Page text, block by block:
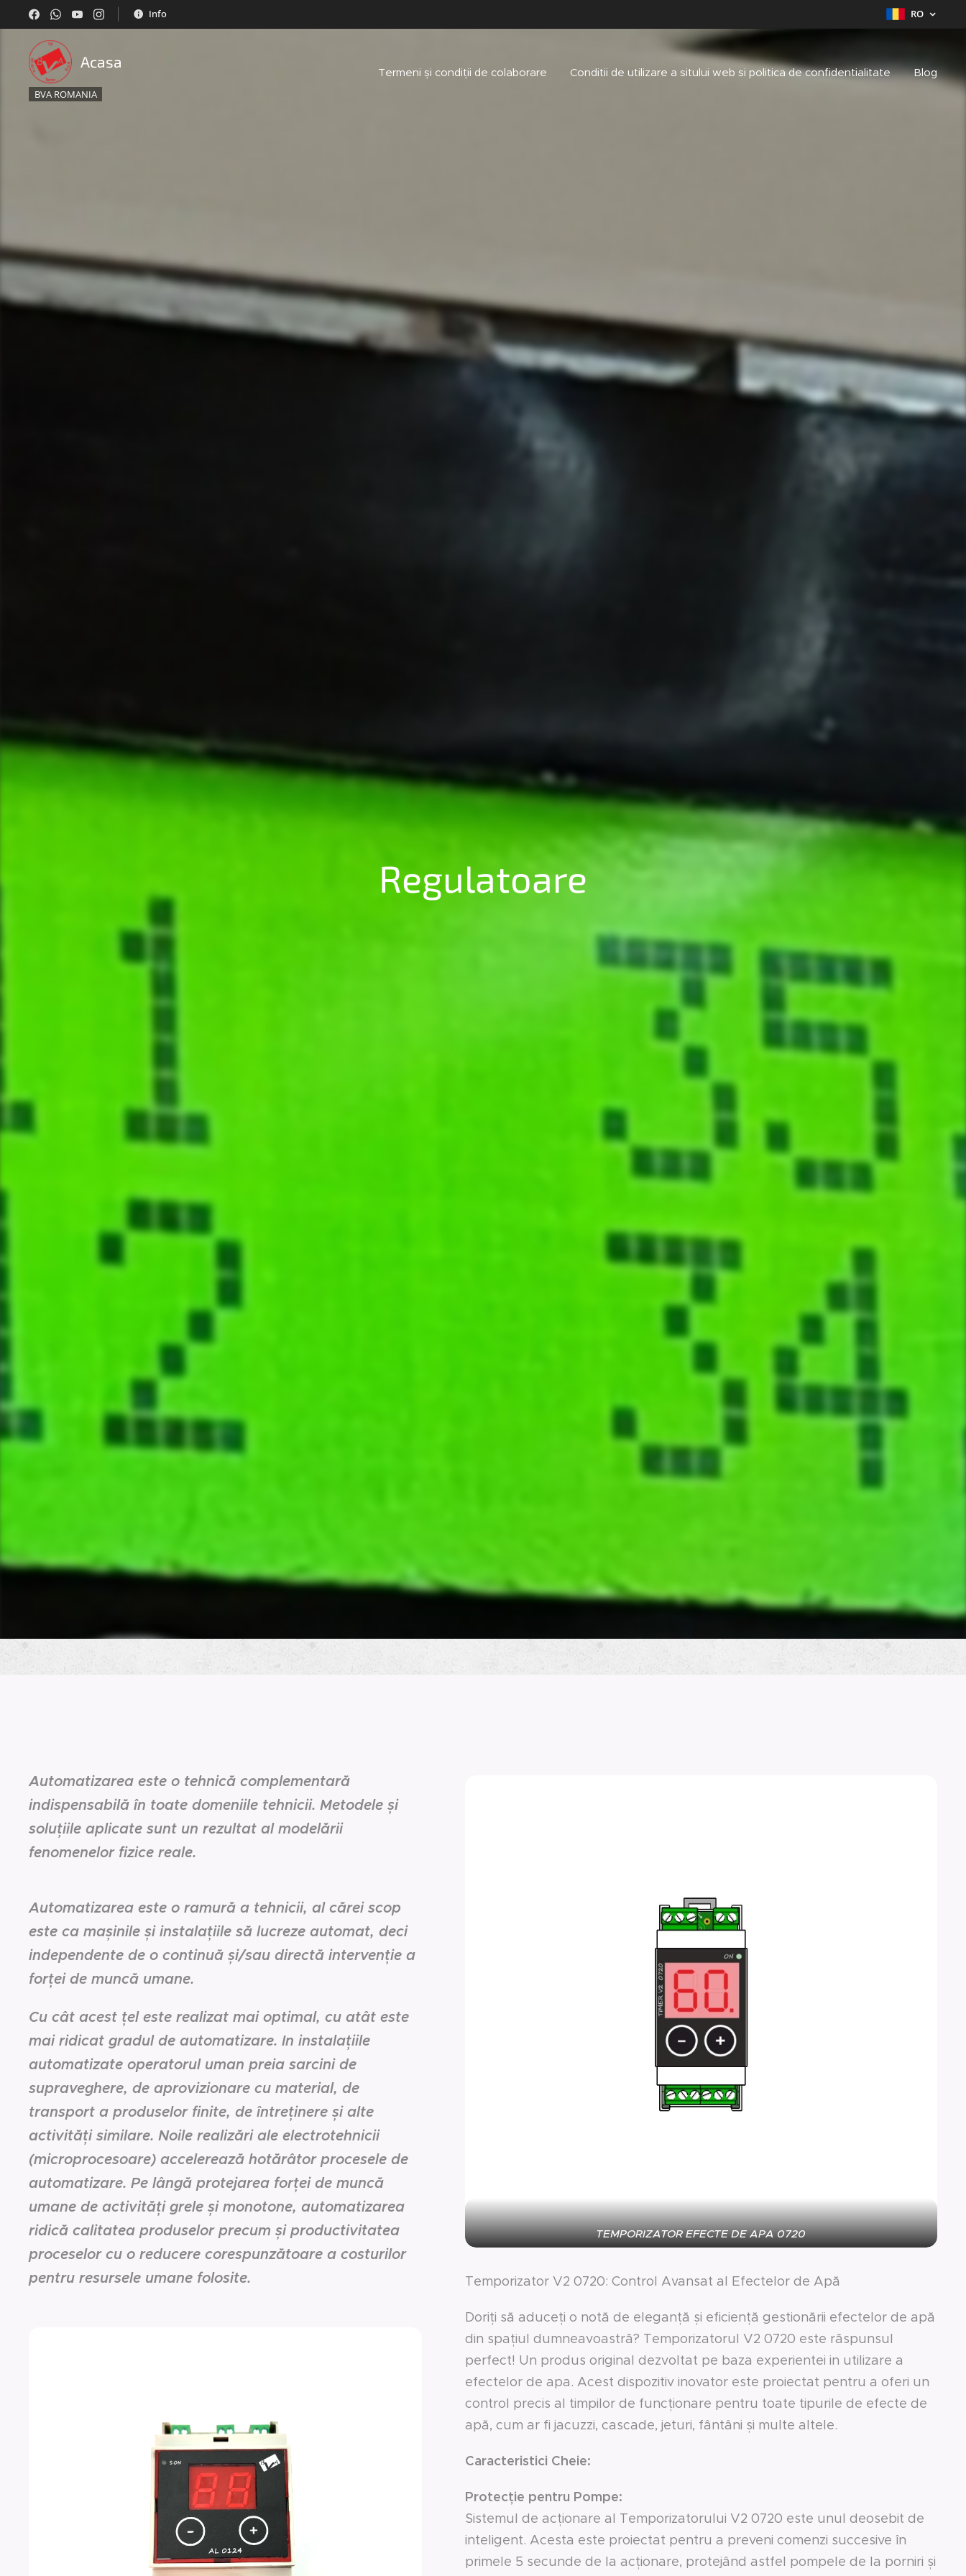
Info RO
Acasa
BVA ROMANIA
Termeni și condiții de colaborare Conditii de utilizare a sitului web si politica de confidentialitate Blog
Regulatoare
Automatizarea este o tehnică complementară
indispensabilă în toate domeniile tehnicii. Metodele și
soluțiile aplicate sunt un rezultat al modelării
fenomenelor fizice reale.
Automatizarea este o ramură a tehnicii, al cărei scop
este ca mașinile și instalațiile să lucreze automat, deci
independente de o continuă și/sau directă intervenție a
forței de muncă umane.
Cu cât acest țel este realizat mai optimal, cu atât este
mai ridicat gradul de automatizare. In instalațiile
automatizate operatorul uman preia sarcini de
supraveghere, de aprovizionare cu material, de
transport a produselor finite, de întreținere și alte
activități similare. Noile realizări ale electrotehnicii
(microprocesoare) accelerează hotărâtor procesele de
automatizare. Pe lângă protejarea forței de muncă
umane de activități grele și monotone, automatizarea
ridică calitatea produselor precum și productivitatea
proceselor cu o reducere corespunzătoare a costurilor
pentru resursele umane folosite.
TEMPORIZATOR EFECTE DE APA 0720
Temporizator V2 0720: Control Avansat al Efectelor de Apă
Doriți să aduceți o notă de eleganță și eficiență gestionării efectelor de apă
din spațiul dumneavoastră? Temporizatorul V2 0720 este răspunsul
perfect! Un produs original dezvoltat pe baza experientei in utilizare a
efectelor de apa. Acest dispozitiv inovator este proiectat pentru a oferi un
control precis al timpilor de funcționare pentru toate tipurile de efecte de
apă, cum ar fi jacuzzi, cascade, jeturi, fântâni și multe altele.
Caracteristici Cheie:
Protecție pentru Pompe:
Sistemul de acționare al Temporizatorului V2 0720 este unul deosebit de
inteligent. Acesta este proiectat pentru a preveni comenzi succesive în
primele 5 secunde de la acționare, protejând astfel pompele de la porniri și